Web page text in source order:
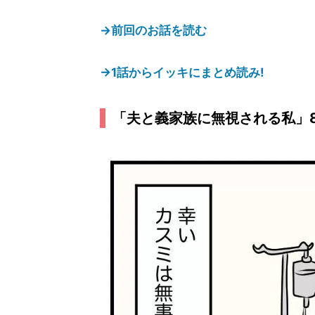
→前回のお話を読む
→1話からイッキにまとめ読み!
「夫と義家族に無視される私